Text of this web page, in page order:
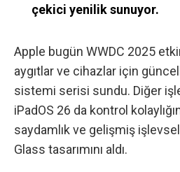
çekici yenilik sunuyor.
Apple bugün WWDC 2025
aygıtlar ve cihazlar için
sistemi serisi sundu. Diğer
iPadOS 26 da kontrol
saydamlık ve gelişmiş
Glass tasarımını aldı.